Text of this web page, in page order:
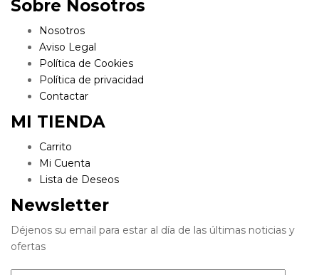
Sobre Nosotros
Nosotros
Aviso Legal
Política de Cookies
Política de privacidad
Contactar
MI TIENDA
Carrito
Mi Cuenta
Lista de Deseos
Newsletter
Déjenos su email para estar al día de las últimas noticias y
ofertas